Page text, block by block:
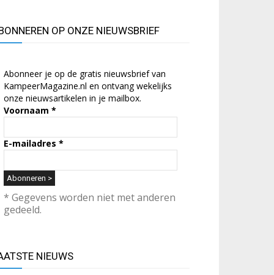
OP ONZE NIEUWSBRIEF
Abonneer je op de gratis nieuwsbrief van
KampeerMagazine.nl en ontvang wekelijks
onze nieuwsartikelen in je mailbox.
Voornaam *
E-mailadres *
* Gegevens worden niet met anderen
gedeeld.
NIEUWS